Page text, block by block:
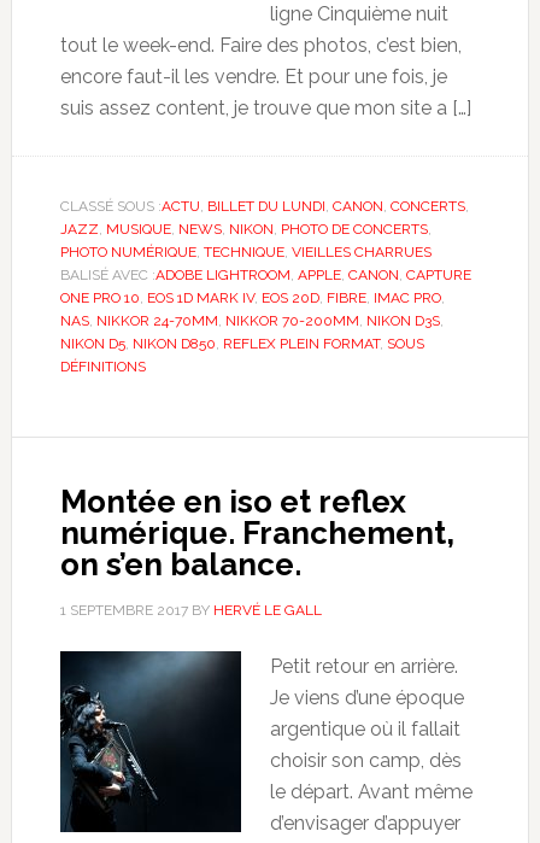
ligne Cinquième nuit
tout le week-end. Faire des photos, c’est bien,
encore faut-il les vendre. Et pour une fois, je
suis assez content, je trouve que mon site a […]
CLASSÉ SOUS :ACTU BILLET DU LUNDI CANON CONCERTS,
JAZZ MUSIQUE, NEWS, NIKON PHOTO DE CONCERTS,
PHOTO NUMÉRIQUE, TECHNIQUE, VIEILLES CHARRUES
BALISÉ AVEC :ADOBE LIGHTROOM APPLE, CANON CAPTURE
ONE PRO 10 EOS 1D MARK IV, EOS 20D, FIBRE, IMAC PRO,
NAS, NIKKOR 24-70MM NIKKOR 70-200MM NIKON D3S,
NIKON D5, NIKON D850 REFLEX PLEIN FORMAT, SOUS
DÉFINITIONS
Montée en iso et reflex
numérique. Franchement,
on s’en balance.
1 SEPTEMBRE 2017BY HERVÉ LE GALL
Petit retour en arrière.
Je viens d’une époque
argentique où il fallait
choisir son camp, dès
le départ. Avant même
d’envisager d’appuyer